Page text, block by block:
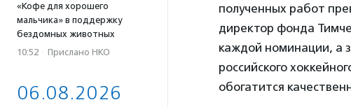
«Кофе для хорошего
мальчика» в поддержку
бездомных животных
10:52 · Прислано НКО
06.08.2026
полученных работ
директор фонда
каждой номинации, а
российского
обогатится